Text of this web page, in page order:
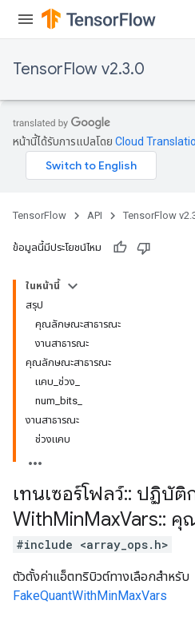
TensorFlow v2.3.0
หน้านี้ได้รับการแปลโดย Cloud
TensorFlow API TensorFlow
ข้อมูลนี้มีประโยชน์ไหม
ในหน้านี้
สรุป
คุณลักษณะสาธารณะ
งานสาธารณะ
คุณลักษณะสาธารณะ
แคบ_ช่วง_
num_bits_
งานสาธารณะ
ช่วงแคบ
เทนเซอร์โฟลว์:: ปฏิบัติ
WithMinMaxVars:: คุ
#include <array_ops.h>
ตัวตั้งค่าแอ็ตทริบิวต์ทางเลือกสำหรับ
FakeQuantWithMinMaxVars